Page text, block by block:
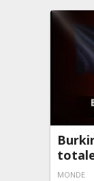
MONDE